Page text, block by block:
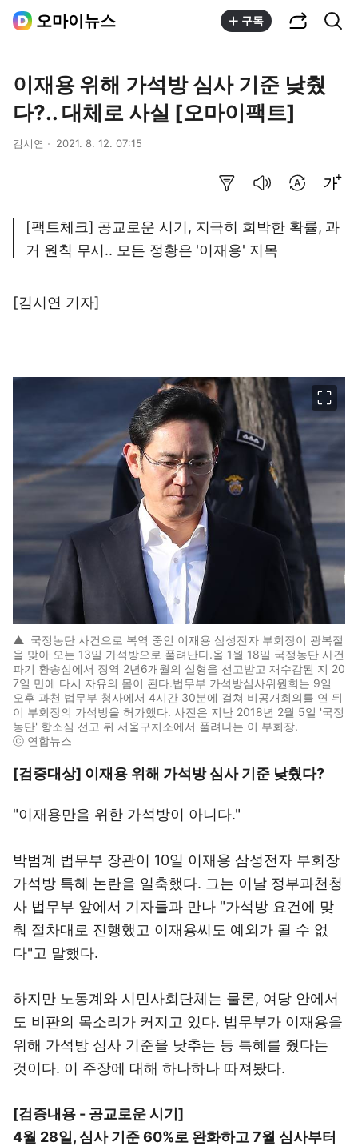
오마이뉴스 구독
이재용 위해 가석방 심사 기준 낮췄
다?.. 대체로 사실 [오마이팩트]
김시연 2021. 8. 12. 07:15
[팩트체크] 공교로운 시기, 지극히 희박한 확률, 과
거 원칙 무시.. 모든 정황은 '이재용' 지목
[김시연 기자]
▲ 국정농단 사건으로 복역 중인 이재용 삼성전자 부회장이 광복절
을 맞아 오는 13일 가석방으로 풀려난다.올 1월 18일 국정농단 사건
파기 환송심에서 징역 2년6개월의 실형을 선고받고 재수감된 지 20
7일 만에 다시 자유의 몸이 된다.법무부 가석방심사위원회는 9일
오후 과천 법무부 청사에서 4시간 30분에 걸쳐 비공개회의를 연 뒤
이 부회장의 가석방을 허가했다. 사진은 지난 2018년 2월 5일 '국정
농단' 항소심 선고 뒤 서울구치소에서 풀려나는 이 부회장.
ⓒ 연합뉴스
[검증대상] 이재용 위해 가석방 심사 기준 낮췄다?
"이재용만을 위한 가석방이 아니다."
박범계 법무부 장관이 10일 이재용 삼성전자 부회장
가석방 특혜 논란을 일축했다. 그는 이날 정부과천청
사 법무부 앞에서 기자들과 만나 "가석방 요건에 맞
춰 절차대로 진행했고 이재용씨도 예외가 될 수 없
다"고 말했다.
하지만 노동계와 시민사회단체는 물론, 여당 안에서
도 비판의 목소리가 커지고 있다. 법무부가 이재용을
위해 가석방 심사 기준을 낮추는 등 특혜를 줬다는
것이다. 이 주장에 대해 하나하나 따져봤다.
[검증내용 - 공교로운 시기]
4월 28일, 심사 기준 60%로 완화하고 7월 심사부터